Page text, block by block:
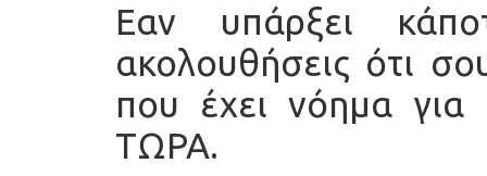
Εαν υπάρξει
ακολουθήσεις ότι
που έχει νόημα για
ΤΩΡΑ.